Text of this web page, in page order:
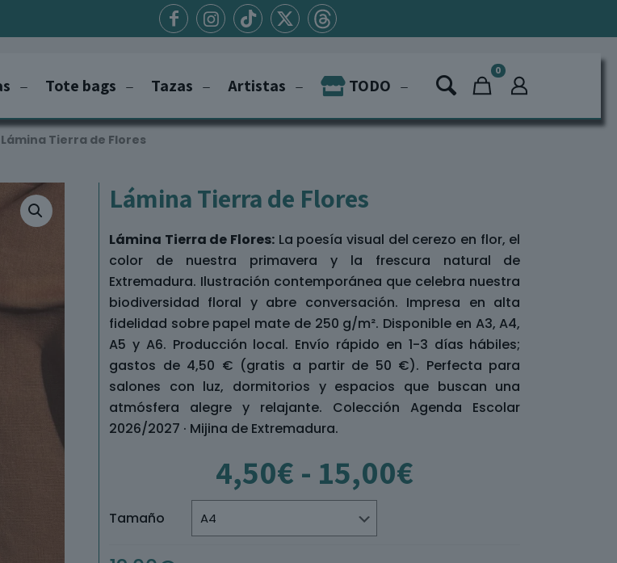
Tote bags Tazas Artistas TODO
0
Lámina Tierra de Flores
Lámina Tierra de Flores
Lámina Tierra de Flores: La poesía visual del cerezo en flor, el
color de nuestra primavera y la frescura natural de
Extremadura. Ilustración contemporánea que celebra nuestra
biodiversidad floral y abre conversación. Impresa en alta
fidelidad sobre papel mate de 250 g/m². Disponible en A3, A4,
A5 y A6. Producción local. Envío rápido en 1-3 días hábiles;
gastos de 4,50 € (gratis a partir de 50 €). Perfecta para
salones con luz, dormitorios y espacios que buscan una
atmósfera alegre y relajante. Colección Agenda Escolar
2026/2027 · Mijina de Extremadura.
4,50€ - 15,00€
Tamaño